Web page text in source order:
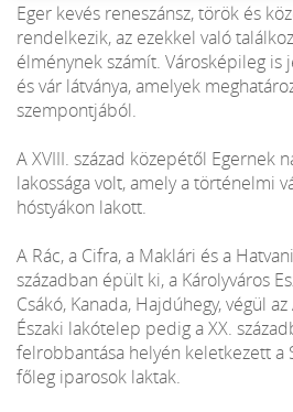
Eger kevés reneszánsz, török és
rendelkezik, az ezekkel való
élménynek számít. Városképileg
és vár látványa, amelyek
szempontjából.
A XVIII. század közepétől Egernek
lakossága volt, amely a történelmi
hóstyákon lakott.
A Rác, a Cifra, a Maklári és a
században épült ki, a Károlyváros
Csákó, Kanada, Hajdúhegy, végül
Északi lakótelep pedig a XX.
felrobbantása helyén keletkezett a
főleg iparosok laktak.